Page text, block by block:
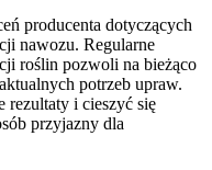
producenta dotyczących
nawozu. Regularne
roślin pozwoli na bieżąco
potrzeb upraw.
rezultaty i cieszyć się
przyjazny dla